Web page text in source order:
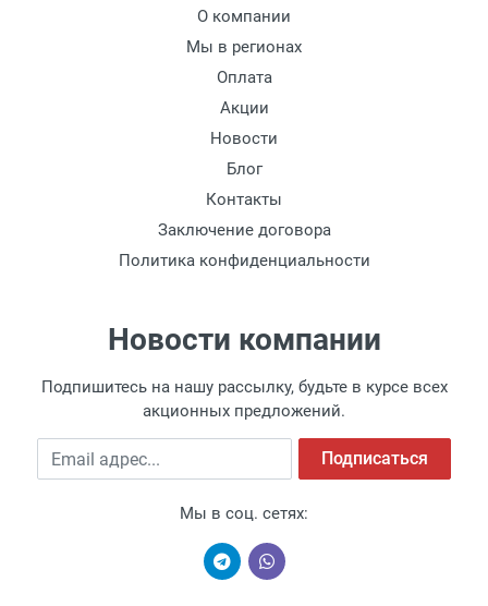
О компании
Мы в регионах
Оплата
Акции
Новости
Блог
Контакты
Заключение договора
Политика конфиденциальности
Новости компании
Подпишитесь на нашу рассылку, будьте в курсе всех
акционных предложений.
Email адрес Подписаться
Мы в соц. сетях: